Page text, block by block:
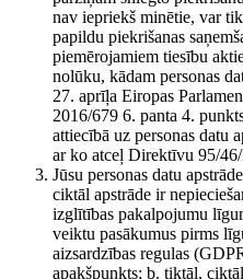
nav iepriekš minētie, var
papildu piekrišanas
piemērojamiem tiesību
nolūku, kādam personas
27. aprīļa Eiropas
2016/679 6. panta 4.
attiecībā uz personas datu
ar ko atceļ Direktīvu 95/
Jūsu personas datu
ciktāl apstrāde ir
izglītības pakalpojumu
veiktu pasākumus pirms
aizsardzības regulas
apakšpunkts; b. tiktāl,